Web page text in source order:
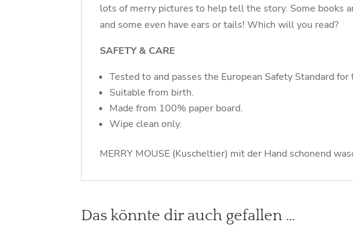
lots of merry pictures to help tell the story. Some books
and some even have ears or tails! Which will you read?
SAFETY & CARE
Tested to and passes the European Safety Standard
Suitable from birth.
Made from 100% paper board.
Wipe clean only.
MERRY MOUSE (Kuscheltier) mit der Hand schonend
Das könnte dir auch gefallen …